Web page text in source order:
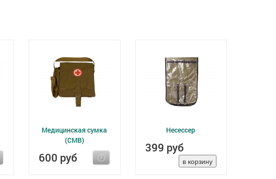
Медицинская сумка
(СМВ)
600 руб
Несессер
399 руб